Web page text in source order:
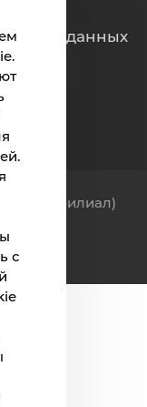
с
данных
(филиал)